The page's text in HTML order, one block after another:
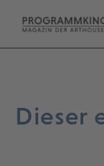
Dieser